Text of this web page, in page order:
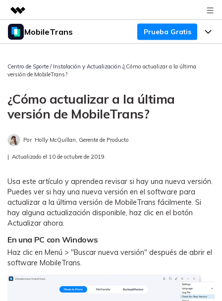
Productos destacados
Utilidades
Resumen
Sala de prensa
Soporte
MobileTrans Prueba Gratis
Transferencia de WhatsApp
WhatsApp y más apps sociales.
Respaldo y Restauración
Realiza y restaura copias de
seguridad de más de 18 tipos de
datos, incluyendo los datos de
Transferencia de Datos de un
Transfiere contactos, fotos, música,
videos, SMS y otros tipos de
Precios para Windows
Precios para Empresas
Descuentos Educativos
Soporte
Preguntas Frecuentes
Más Soporte
Sobre Nosotros
Blog
Tendencias
Concursos y eventos
ENCUENTRA MÁS SOLUCIONES
Descargar
Centro de Sporte / Instalación y Actualización /¿Cómo actualizar a la última
versión de MobileTrans?
¿Cómo actualizar a la última
versión de MobileTrans?
Por Holly McQuillan, Gerente de Producto
| Actualizado el 10 de octubre de 2019.
Usa este artículo y aprendea revisar si hay una nueva versión.
Puedes ver si hay una nueva versión en el software para
actualizar a la última versión de MobileTrans fácilmente. Si
hay alguna actualización disponible, haz clic en el botón
Actualizar ahora.
En una PC con Windows
Haz clic en Menú > "Buscar nueva versión" después de abrir el
software MobileTrans.